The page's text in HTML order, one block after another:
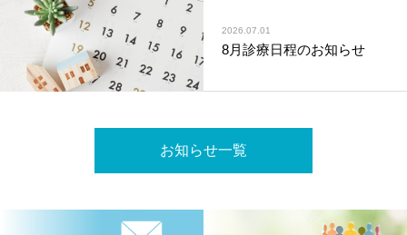
2026.07.01
8月診療日程のお知らせ
お知らせ一覧